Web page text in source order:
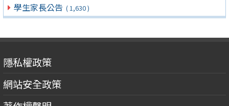
學生家長公告 ( 1,630 )
隱私權政策
網站安全政策